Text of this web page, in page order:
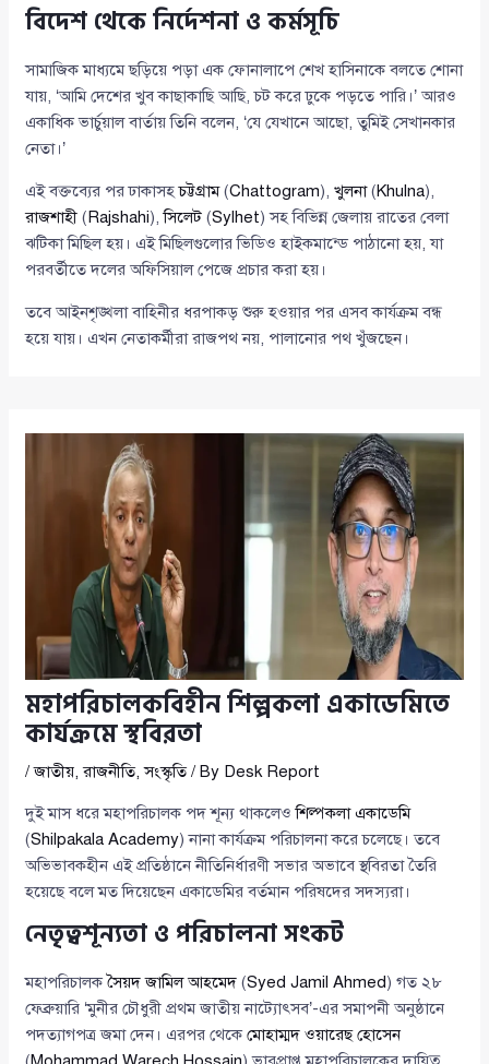
বিদেশ থেকে নির্দেশনা ও কর্মসূচি
সামাজিক মাধ্যমে ছড়িয়ে পড়া এক ফোনালাপে শেখ হাসিনাকে বলতে শোনা
যায়, ‘আমি দেশের খুব কাছাকাছি আছি, চট করে ঢুকে পড়তে পারি।’ আরও
একাধিক ভার্চুয়াল বার্তায় তিনি বলেন, ‘যে যেখানে আছো, তুমিই সেখানকার
নেতা।’
এই বক্তব্যের পর ঢাকাসহচট্টগ্রাম(Chattogram),খুলনা(Khulna),
রাজশাহী (Rajshahi),সিলেট (Sylhet) সহ বিভিন্ন জেলায় রাতের বেলা
ঝটিকা মিছিল হয়। এই মিছিলগুলোর ভিডিও হাইকমান্ডে পাঠানো হয়, যা
পরবর্তীতে দলের অফিসিয়াল পেজে প্রচার করা হয়।
তবে আইনশৃঙ্খলা বাহিনীর ধরপাকড় শুরু হওয়ার পর এসব কার্যক্রম বন্ধ
হয়ে যায়। এখন নেতাকর্মীরা রাজপথ নয়, পালানোর পথ খুঁজছেন।
মহাপরিচালকবিহীন শিল্পকলা একাডেমিতে
কার্যক্রমে স্থবিরতা
/জাতীয়,রাজনীতি,সংস্কৃতি/ By Desk Report
দুই মাস ধরে মহাপরিচালক পদ শূন্য থাকলেওশিল্পকলা একাডেমি
(Shilpakala Academy) নানা কার্যক্রম পরিচালনা করে চলেছে। তবে
অভিভাবকহীন এই প্রতিষ্ঠানে নীতিনির্ধারণী সভার অভাবে স্থবিরতা তৈরি
হয়েছে বলে মত দিয়েছেন একাডেমির বর্তমান পরিষদের সদস্যরা।
নেতৃত্বশূন্যতা ও পরিচালনা সংকট
মহাপরিচালকসৈয়দ জামিল আহমেদ (Syed Jamil Ahmed) গত ২৮
ফেব্রুয়ারি ‘মুনীর চৌধুরী প্রথম জাতীয় নাট্যোৎসব’-এর সমাপনী অনুষ্ঠানে
পদত্যাগপত্র জমা দেন। এরপর থেকেমোহাম্মদ ওয়ারেছ হোসেন